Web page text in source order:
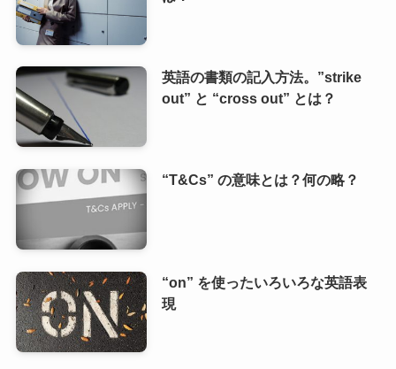
英語の書類の記入方法。”strike
out” と “cross out” とは？
“T&Cs” の意味とは？何の略？
“on” を使ったいろいろな英語表
現